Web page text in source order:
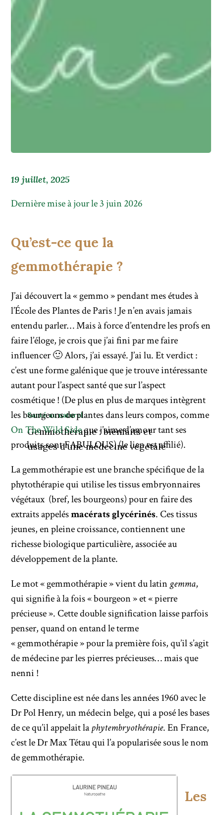
Santé au naturel
Gemmothérapie : bienfaits et
usages d’une médecine végétale
19 juillet, 2025
Dernière mise à jour le 3 juin 2026
Qu’est-ce que la
gemmothérapie ?
J’ai découvert la « gemmo » pendant mes études à
l’École des Plantes de Paris ! Je n’en avais jamais
entendu parler… Mais à force d’entendre les profs en
faire l’éloge, je crois que j’ai fini par me faire
influencer 🙂 Alors, j’ai essayé. J’ai lu. Et verdict :
c’est une forme galénique que je trouve intéressante
autant pour l’aspect santé que sur l’aspect
cosmétique ! (De plus en plus de marques intègrent
les bourgeons de plantes dans leurs compos, comme
On The Wild Sideque j’aime d’amour tant ses
produits sont FABULOUS) (le lien est affilié).
La gemmothérapie est une branche spécifique de la
phytothérapie qui utilise les tissus embryonnaires
végétaux (bref, les bourgeons) pour en faire des
extraits appelésmacérats glycérinés. Ces tissus
jeunes, en pleine croissance, contiennent une
richesse biologique particulière, associée au
développement de la plante.
Le mot « gemmothérapie » vient du latingemma,
qui signifie à la fois « bourgeon » et « pierre
précieuse ». Cette double signification laisse parfois
penser, quand on entand le terme
« gemmothérapie » pour la première fois, qu’il s’agit
de médecine par les pierres précieuses… mais que
nenni !
Cette discipline est née dans les années 1960 avec le
Dr Pol Henry, un médecin belge, qui a posé les bases
de ce qu’il appelait laphytembryothérapie. En France,
c’est le Dr Max Tétau qui l’a popularisée sous le nom
de gemmothérapie.
Les